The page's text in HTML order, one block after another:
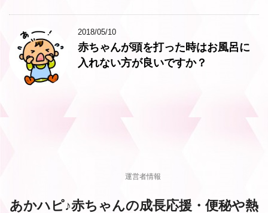
2018/05/10
赤ちゃんが頭を打った時はお風呂に
入れない方が良いですか？
運営者情報
あかハピ♪赤ちゃんの成長応援・便秘や熱